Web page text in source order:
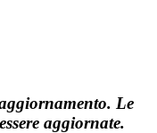
Le
aggiornate.